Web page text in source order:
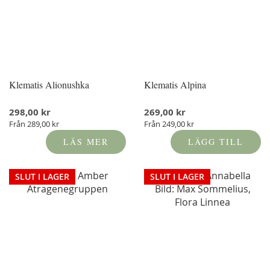
Klematis Alionushka
298,00 kr
Från 289,00 kr
LÄS MER
Klematis Alpina
269,00 kr
Från 249,00 kr
LÄGG TILL
SLUT I LAGER SLUT I LAGER